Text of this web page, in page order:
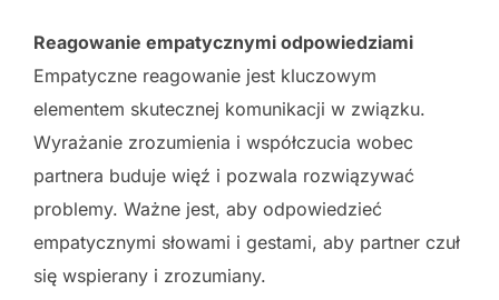
Reagowanie empatycznymi odpowiedziami
Empatyczne reagowanie jest kluczowym
elementem skutecznej komunikacji w związku.
Wyrażanie zrozumienia i współczucia wobec
partnera buduje więź i pozwala rozwiązywać
problemy. Ważne jest, aby odpowiedzieć
empatycznymi słowami i gestami, aby partner czuł
się wspierany i zrozumiany.